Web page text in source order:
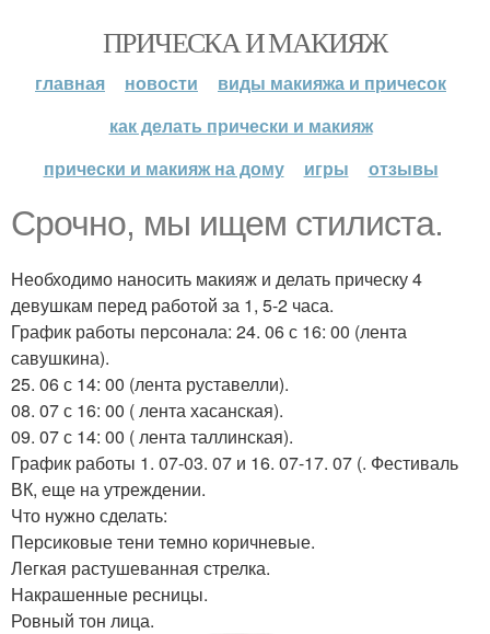
ПРИЧЕСКА И МАКИЯЖ
главная новости
виды макияжа и причесок
как делать прически и макияж
прически и макияж на дому
игры отзывы
Срочно, мы ищем стилиста.
Необходимо наносить макияж и делать прическу 4
девушкам перед работой за 1, 5-2 часа.
График работы персонала: 24. 06 с 16: 00 (лента
савушкина).
25. 06 с 14: 00 (лента руставелли).
08. 07 с 16: 00 ( лента хасанская).
09. 07 с 14: 00 ( лента таллинская).
График работы 1. 07-03. 07 и 16. 07-17. 07 (. Фестиваль
ВК, еще на утреждении.
Что нужно сделать:
Персиковые тени темно коричневые.
Легкая растушеванная стрелка.
Накрашенные ресницы.
Ровный тон лица.